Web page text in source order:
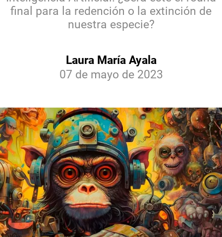
final para la redención o la extinción de
nuestra especie?
Laura María Ayala
07 de mayo de 2023